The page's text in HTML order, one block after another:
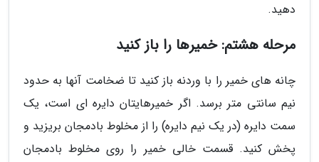
دهید.
مرحله هشتم: خمیرها را باز کنید
چانه های خمیر را با وردنه باز کنید تا ضخامت آنها به حدود
نیم سانتی متر برسد. اگر خمیرهایتان دایره ای است، یک
سمت دایره (در یک نیم دایره) را از مخلوط بادمجان بریزید و
پخش کنید. قسمت خالی خمیر را روی مخلوط بادمجان